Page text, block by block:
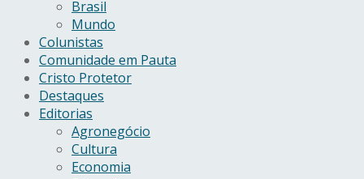
Brasil
Mundo
Colunistas
Comunidade em Pauta
Cristo Protetor
Destaques
Editorias
Agronegócio
Cultura
Economia